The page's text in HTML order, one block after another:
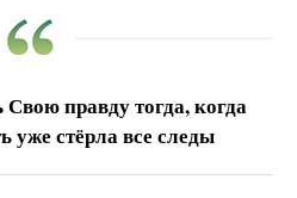
Свою правду тогда, когда
уже стёрла все следы